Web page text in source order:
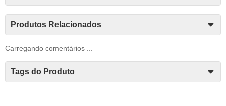
Produtos Relacionados
Carregando comentários ...
Tags do Produto